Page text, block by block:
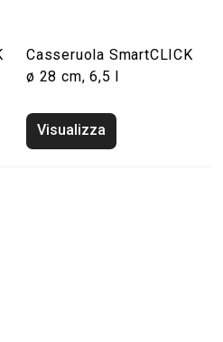
Casseruola SmartCLICK
ø 28 cm, 6,5 l
Visualizza